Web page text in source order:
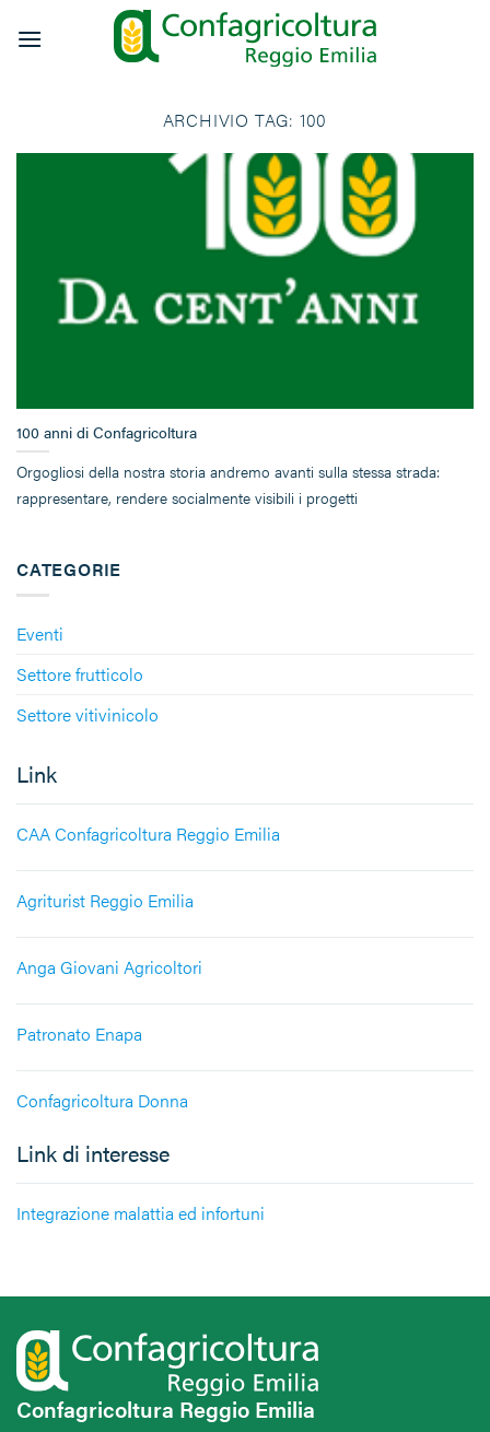
ARCHIVIO TAG: 100
CATEGORIE
Eventi
Settore frutticolo
Settore vitivinicolo
Link
CAA Confagricoltura Reggio Emilia
Agriturist Reggio Emilia
Anga Giovani Agricoltori
Patronato Enapa
Confagricoltura Donna
Link di interesse
Integrazione malattia ed infortuni
100 anni di Confagricoltura
Orgogliosi della nostra storia andremo avanti sulla stessa strada:
rappresentare, rendere socialmente visibili i progetti
Confagricoltura Reggio Emilia